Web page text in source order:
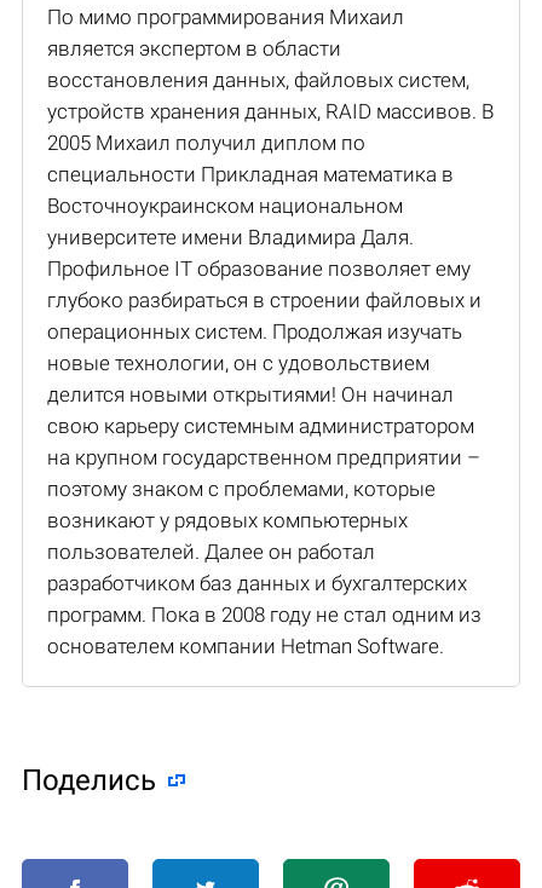
По мимо программирования Михаил
является экспертом в области
восстановления данных, файловых систем,
устройств хранения данных, RAID массивов. В
2005 Михаил получил диплом по
специальности Прикладная математика в
Восточноукраинском национальном
университете имени Владимира Даля.
Профильное IT образование позволяет ему
глубоко разбираться в строении файловых и
операционных систем. Продолжая изучать
новые технологии, он с удовольствием
делится новыми открытиями! Он начинал
свою карьеру системным администратором
на крупном государственном предприятии –
поэтому знаком с проблемами, которые
возникают у рядовых компьютерных
пользователей. Далее он работал
разработчиком баз данных и бухгалтерских
программ. Пока в 2008 году не стал одним из
основателем компании Hetman Software.
Поделиcь